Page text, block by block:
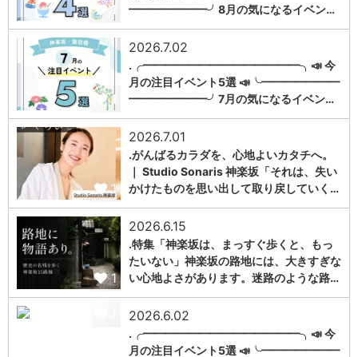
1
━━━━━━━╯8月の気になるイベン…
1
2026.7.02
.╭━━━━━━━━━━━━━━╮📣 今
月の注目イベント5選 📣╰━━━━━━━
━━━━━━━╯7月の気になるイベン…
1
2026.7.01
.がんばるカラダを、心地よいカタチへ。
｜ Studio Sonaris 神楽坂「それは、失い
かけたものを思い出して取り戻していく…
1
2026.6.15
.特集「神楽坂は、まっすぐ歩くと、もっ
たいない」神楽坂の路地には、大きすぎな
い心地よさがあります。迷路のような路…
2026.6.02
.╭━━━━━━━━━━━━━━╮📣 今
月の注目イベント5選 📣╰━━━━━━━